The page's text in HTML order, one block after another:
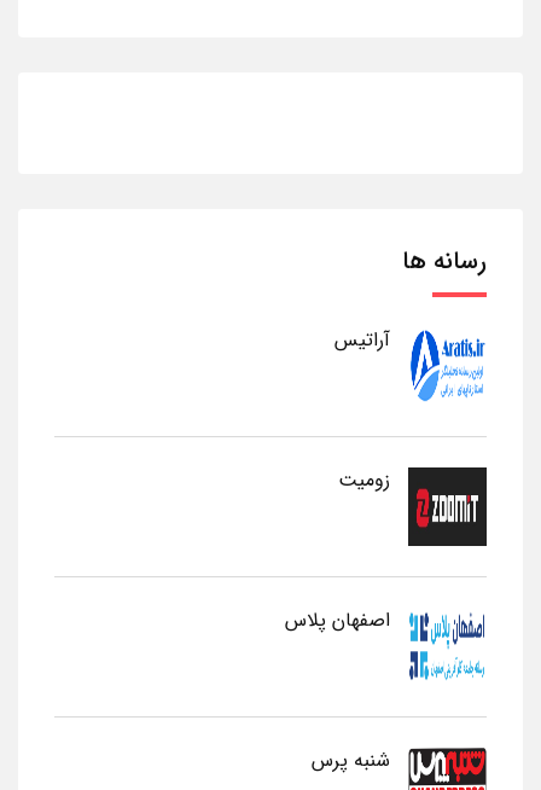
رسانه ها
آراتیس
زومیت
اصفهان پلاس
شنبه پرس